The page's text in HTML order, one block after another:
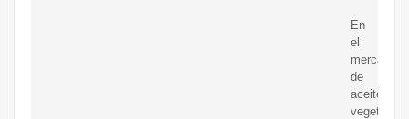
En
el
mercado
de
aceites
vegetales,